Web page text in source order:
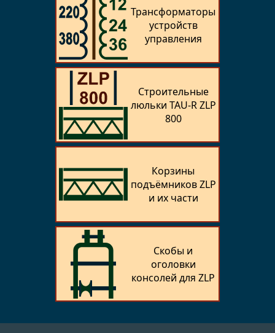
Трансфор­маторы
устройств
управления
Строительные
люльки TAU-R ZLP
800
Корзины
подъёмников ZLP
и их части
Скобы и
оголовки
консолей для ZLP